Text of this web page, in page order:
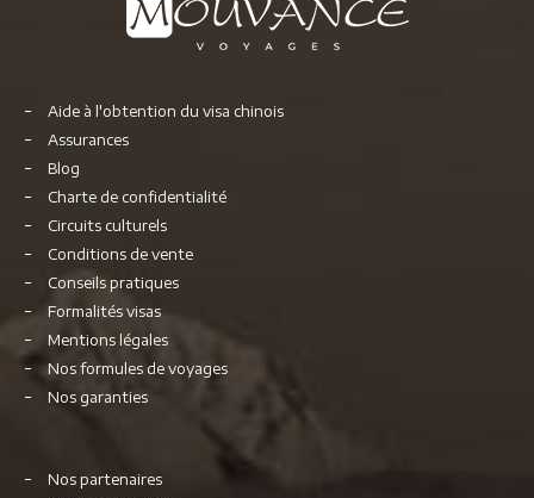
Aide à l'obtention du visa chinois
Assurances
Blog
Charte de confidentialité
Circuits culturels
Conditions de vente
Conseils pratiques
Formalités visas
Mentions légales
Nos formules de voyages
Nos garanties
Nos partenaires